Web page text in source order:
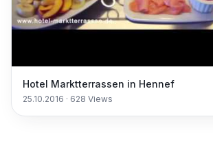
Hotel Marktterrassen in Hennef
25.10.2016 · 628 Views